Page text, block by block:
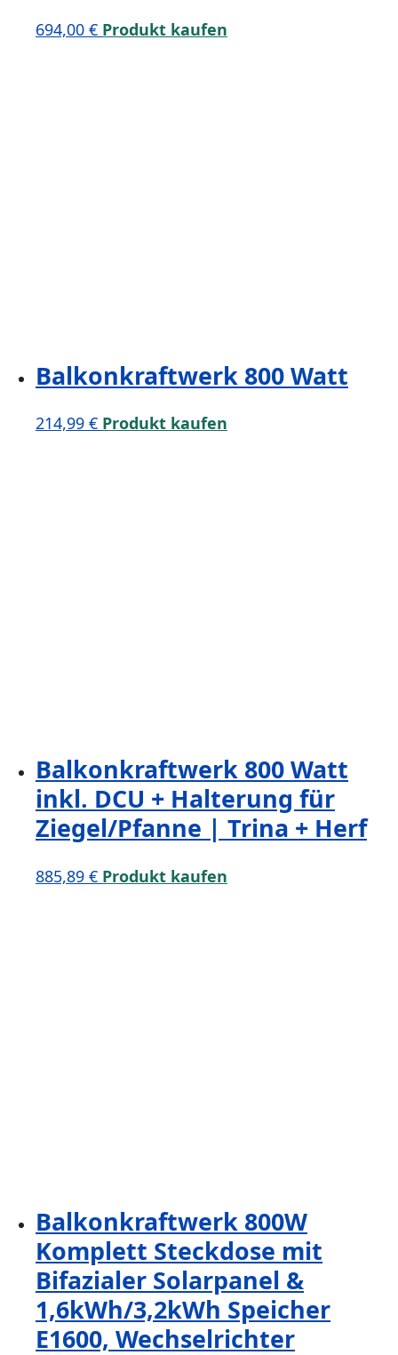
694,00 € Produkt kaufen
Balkonkraftwerk 800 Watt
214,99 € Produkt kaufen
Balkonkraftwerk 800 Watt
inkl. DCU + Halterung für
Ziegel/Pfanne | Trina + Herf
885,89 € Produkt kaufen
Balkonkraftwerk 800W
Komplett Steckdose mit
Bifazialer Solarpanel &
1,6kWh/3,2kWh Speicher
E1600, Wechselrichter